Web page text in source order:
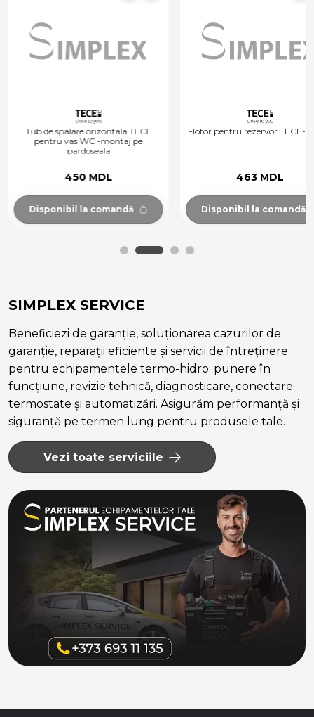
Tub de spalare orizontala TECE
pentru vas WC -montaj pe
pardoseala
450 MDL
Disponibil la comandă
Flotor pentru rezervor TECE-
463 MDL
Disponibil la comandă
SIMPLEX SERVICE
Beneficiezi de garanție, soluționarea cazurilor de
garanție, reparații eficiente și servicii de întreținere
pentru echipamentele termo-hidro: punere în
funcțiune, revizie tehnică, diagnosticare, conectare
termostate și automatizări. Asigurăm performanță și
siguranță pe termen lung pentru produsele tale.
Vezi toate serviciile